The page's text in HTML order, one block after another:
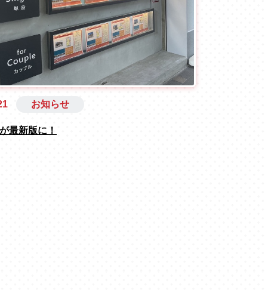
お知らせ
最新版に！